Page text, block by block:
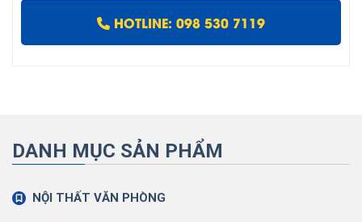
HOTLINE: 098 530 7119
DANH MỤC SẢN PHẨM
NỘI THẤT VĂN PHÒNG